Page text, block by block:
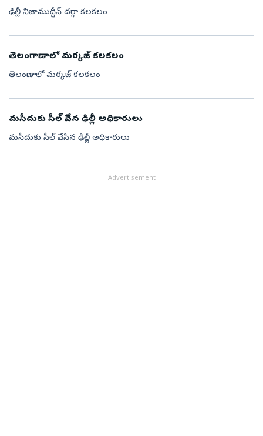
ఢిల్లీ నిజాముద్దీన్ దర్గా కలకలం
తెలంగాణాలో మర్కజ్ కలకలం
తెలంగాణాలో మర్కజ్ కలకలం
మసీదుకు సీల్‌ వేసిన ఢిల్లీ అధికారులు
మసీదుకు సీల్‌ వేసిన ఢిల్లీ అధికారులు
Advertisement